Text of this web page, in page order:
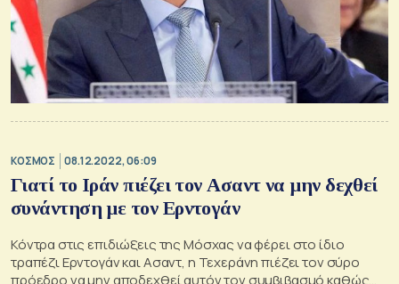
ΚΟΣΜΟΣ 08.12.2022, 06:09
Γιατί το Ιράν πιέζει τον Ασαντ να μην δεχθεί
συνάντηση με τον Ερντογάν
Κόντρα στις επιδιώξεις της Μόσχας να φέρει στο ίδιο
τραπέζι Ερντογάν και Ασαντ, η Τεχεράνη πιέζει τον σύρο
πρόεδρο να μην αποδεχθεί αυτόν τον συμβιβασμό καθώς